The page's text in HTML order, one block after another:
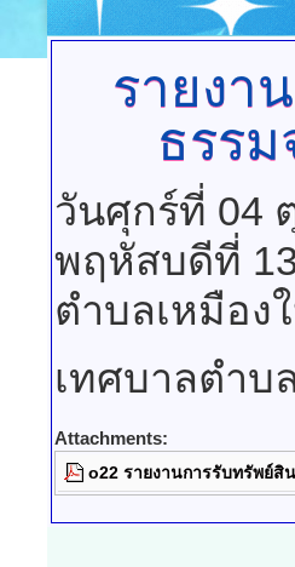
รายงา
ธรรม
วันศุกร์ที่ 04
พฤหัสบดีที่
ตำบลเหมือง
เทศบาลตำบ
Attachments:
o22 รายงานการรับทรัพย์สิ